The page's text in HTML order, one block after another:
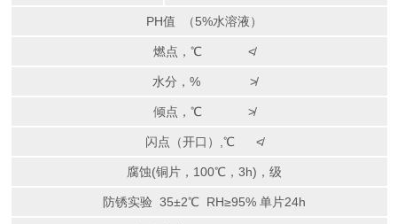
PH值 （5%水溶液）
燃点，℃ ≮
水分，% ≯
倾点，℃ ≯
闪点（开口）,℃ ≮
腐蚀(铜片，100℃，3h)，级
防锈实验 35±2℃ RH≥95% 单片24h